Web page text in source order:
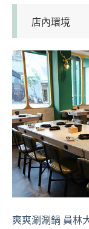
店內環境
爽爽涮涮鍋 員林